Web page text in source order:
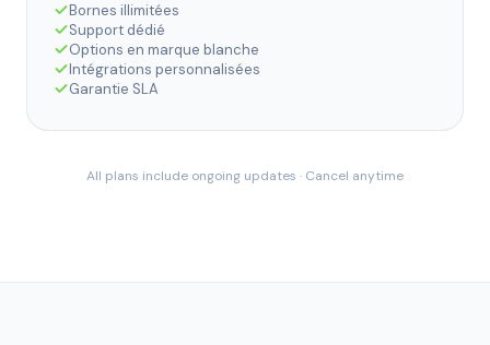
Bornes illimitées
Support dédié
Options en marque blanche
Intégrations personnalisées
Garantie SLA
All plans include ongoing updates · Cancel anytime